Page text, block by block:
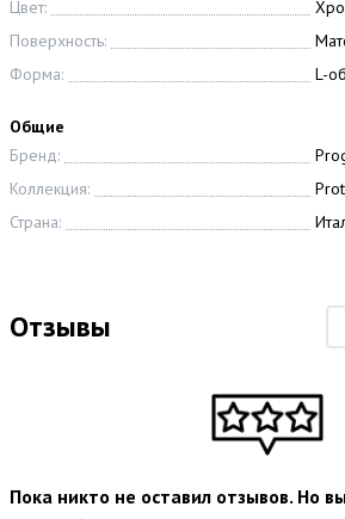
Цвет:
Поверхность:
Форма:
L-
Общие
Бренд:
Коллекция:
Страна:
Отзывы
Пока никто не оставил отзывов. Но